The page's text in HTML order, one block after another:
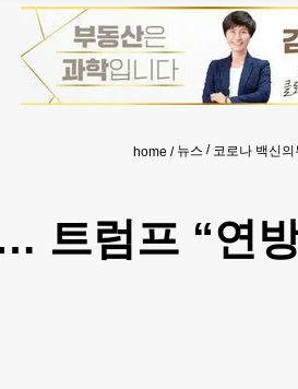
home 뉴스 코로나 백신
트럼프 “연